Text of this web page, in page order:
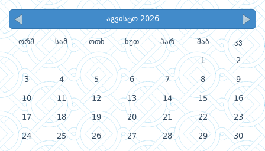
აგვისტო 2026
ორშ სამ ოთხ ხუთ პარ შაბ კვ
1 2
3 4 5 6 7 8 9
10 11 12 13 14 15 16
17 18 19 20 21 22 23
24 25 26 27 28 29 30